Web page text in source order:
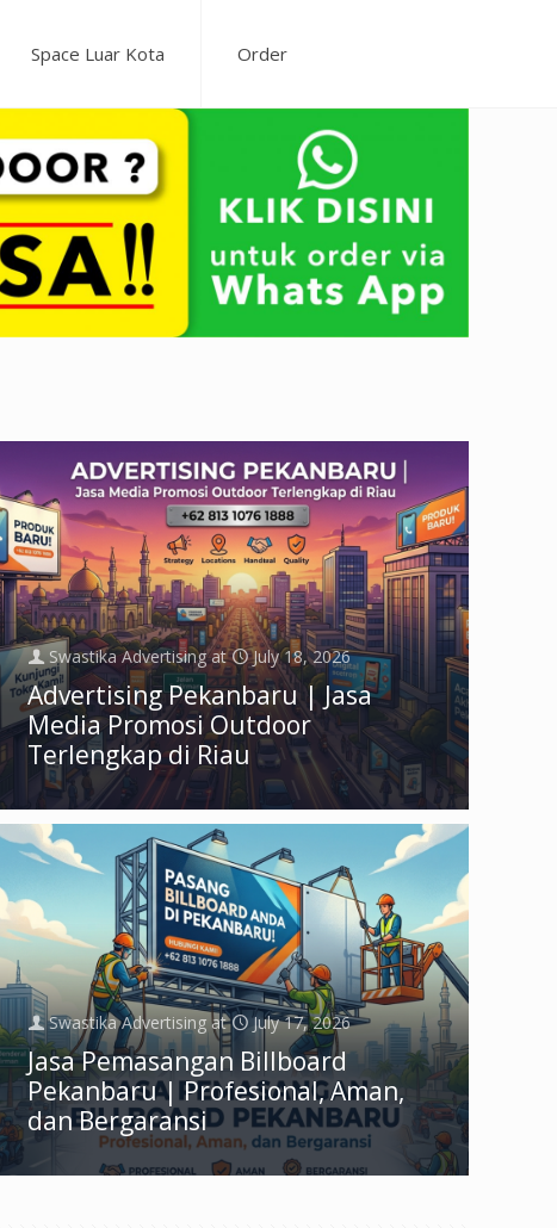
Space Luar Kota Order
Swastika Advertising at July 18, 2026
Advertising Pekanbaru | Jasa
Media Promosi Outdoor
Terlengkap di Riau
Swastika Advertising at July 17, 2026
Jasa Pemasangan Billboard
Pekanbaru | Profesional, Aman,
dan Bergaransi